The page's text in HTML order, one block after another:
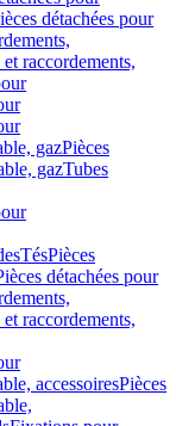
détachées pour
raccordements,
gazPièces
gazTubes
TésPièces
détachées pour
raccordements,
accessoiresPièces